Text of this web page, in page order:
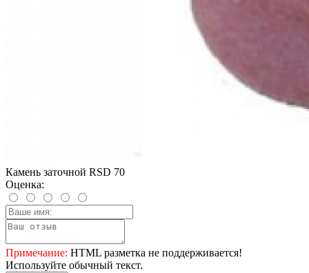
Камень заточной RSD 70
Оценка:
Примечание: HTML разметка не поддерживается!
Используйте обычный текст.